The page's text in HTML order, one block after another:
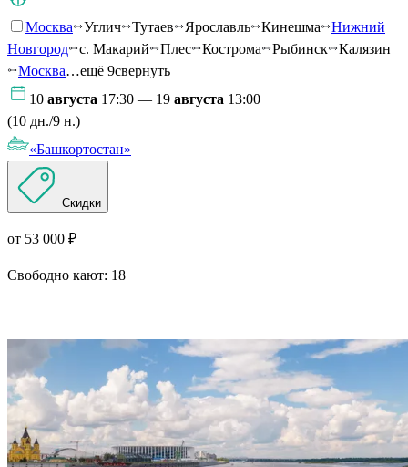
Москва Углич Тутаев Ярославль Кинешма
Нижний
Новгород
с. Макарий Плес Кострома Рыбинск
Калязин
Москва…ещё 9свернуть
10 августа 17:30 — 19 августа 13:00
(10 дн./9 н.)
«Башкортостан»
Скидки
от 53 000 ₽
Свободно кают: 18